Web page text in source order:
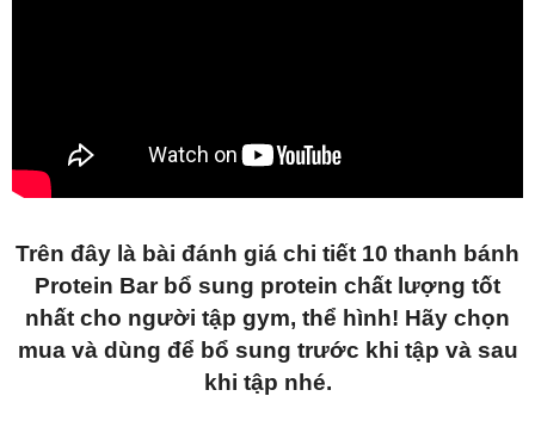
Trên đây là bài đánh giá chi tiết 10 thanh bánh
Protein Bar bổ sung protein chất lượng tốt
nhất cho người tập gym, thể hình! Hãy chọn
mua và dùng để bổ sung trước khi tập và sau
khi tập nhé.